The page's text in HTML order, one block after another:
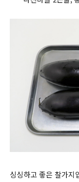
싱싱하고 좋은 찰가지